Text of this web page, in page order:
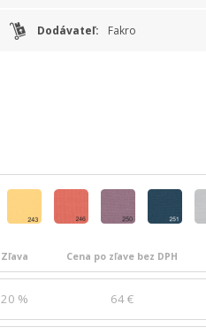
Dodávateľ: Fakro
Zľava Cena po zľave bez DPH
20 % 64 €